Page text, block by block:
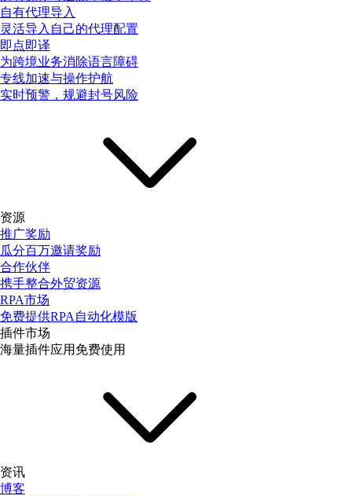
自有代理导入
灵活导入自己的代理配置
即点即译
为跨境业务消除语言障碍
专线加速与操作护航
实时预警，规避封号风险
资源
推广奖励
瓜分百万邀请奖励
合作伙伴
携手整合外贸资源
RPA市场
免费提供RPA自动化模版
插件市场
海量插件应用免费使用
资讯
博客